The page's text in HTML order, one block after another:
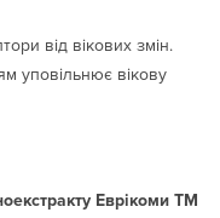
від вікових змін.
уповільнює вікову
Еврікоми ТМ